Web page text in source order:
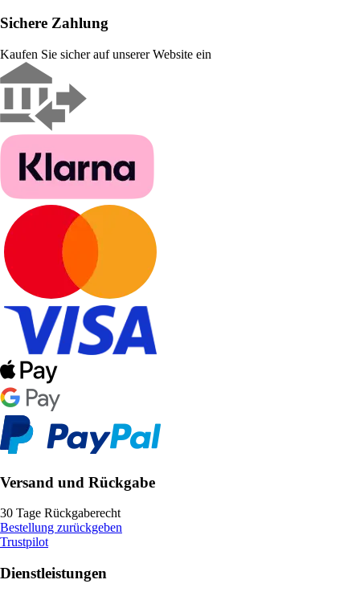
Sichere Zahlung
Kaufen Sie sicher auf unserer Website ein
Versand und Rückgabe
30 Tage Rückgaberecht
Bestellung zurückgeben
Trustpilot
Dienstleistungen